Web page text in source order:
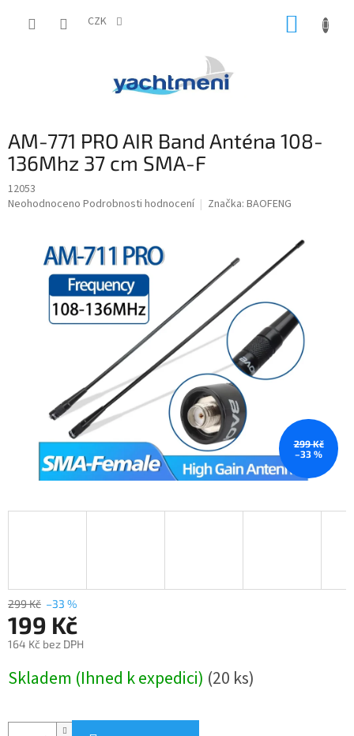
CZK
AM-771 PRO AIR Band Anténa 108-
136Mhz 37 cm SMA-F
12053
Průměrné
hvězdiček.
Neohodnoceno Podrobnosti hodnocení Značka: BAOFENG
299 Kč
–33 %
299 Kč –33 %
199 Kč
164 Kč bez DPH
cena:
Skladem (Ihned k expedici) (20 ks)